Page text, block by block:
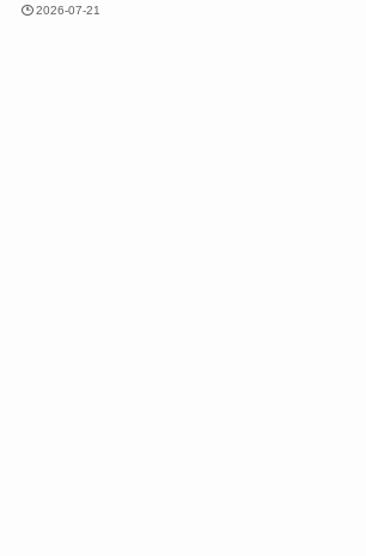
2026-07-21